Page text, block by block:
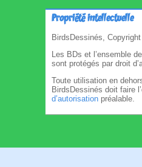
Propriété intellectuelle
BirdsDessinés,
Les BDs et l’ensemble
sont protégés par droit
Toute utilisation en
BirdsDessinés doit faire
d’autorisation préalable.